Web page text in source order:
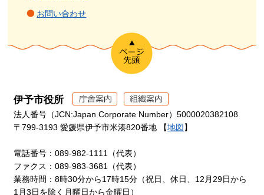
お問い合わせ
伊予市役所
法人番号（JCN:Japan Corporate Number）5000020382108
〒799-3193 愛媛県伊予市米湊820番地 【地図 】
電話番号：089-982-1111（代表）
ファクス：089-983-3681（代表）
業務時間：8時30分から17時15分（祝日、休日、12月29日から
1月3日を除く月曜日から金曜日）